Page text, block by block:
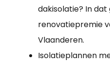
dakisolatie? In dat
renovatiepremie
Vlaanderen.
Isolatieplannen